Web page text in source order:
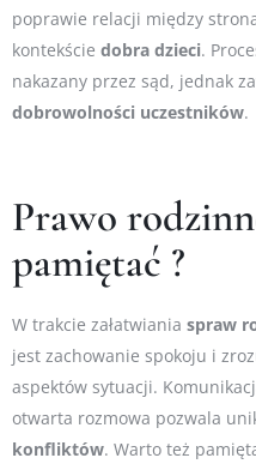
poprawie relacji między
kontekście dobra dzieci.
nakazany przez sąd, jednak
dobrowolności uczestników.
Prawo
pamiętać ?
W trakcie załatwiania spraw
jest zachowanie spokoju i
aspektów sytuacji.
otwarta rozmowa pozwala
konfliktów. Warto też